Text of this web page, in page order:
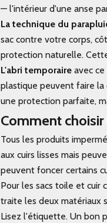
— l'intérieur d'une anse
La technique du
sac contre votre corps,
protection naturelle.
L'abri temporaire avec
plastique peuvent faire
une protection parfaite,
Comment
Tous les produits
aux cuirs lisses mais
peuvent foncer certains
Pour les sacs toile et cuir
traite les deux matériaux
Lisez l'étiquette. Un bon